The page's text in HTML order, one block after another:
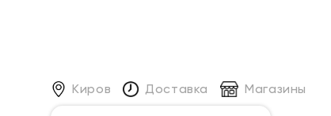
Киров Доставка Магазины